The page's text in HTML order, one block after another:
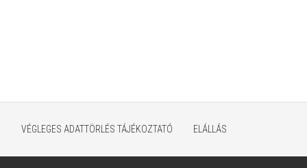
VÉGLEGES ADATTÖRLÉS TÁJÉKOZTATÓ ELÁLLÁS